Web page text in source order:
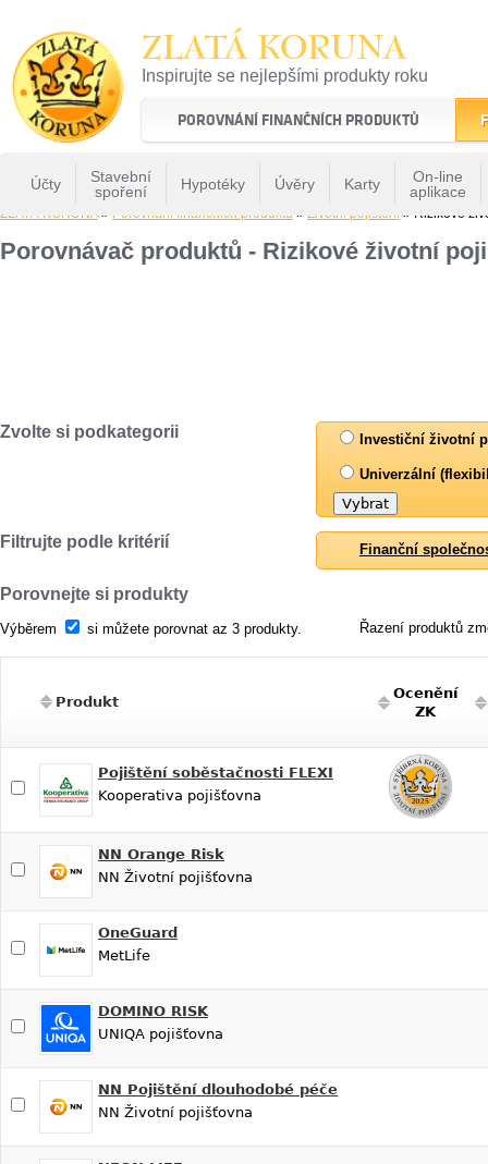
ZLATÁ KORUNA
Inspirujte se nejlepšími produkty roku
22 let tradice a kvality na finančním trhu
POROVNÁNÍ FINANČNÍCH PRODUKTŮ
Účty
Stavební
spoření
Hypotéky Úvěry Karty
On-line
aplikace
ZLATÁ KORUNA» Porovnání finančních produktů » Životní pojištění » Rizikové
Porovnávač produktů - Rizikové životní
Zvolte si podkategorii Investiční životní
Univerzální
Filtrujte podle kritérií Finanční
Porovnejte si produkty
Řazení produktů
Výběrem si můžete porovnat az 3 produkty.
Produkt
Ocenění
ZK
Pojištění soběstačnosti FLEXI
Kooperativa pojišťovna
NN Orange Risk
NN Životní pojišťovna
OneGuard
MetLife
DOMINO RISK
UNIQA pojišťovna
NN Pojištění dlouhodobé péče
NN Životní pojišťovna